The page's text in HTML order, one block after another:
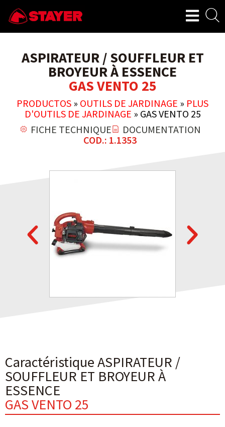
ASPIRATEUR / SOUFFLEUR ET
BROYEUR À ESSENCE
GAS VENTO 25
PRODUCTOS » OUTILS DE JARDINAGE » PLUS
D'OUTILS DE JARDINAGE » GAS VENTO 25
FICHE TECHNIQUE
DOCUMENTATION
COD.: 1.1353
Caractéristique ASPIRATEUR /
SOUFFLEUR ET BROYEUR À
ESSENCE
GAS VENTO 25